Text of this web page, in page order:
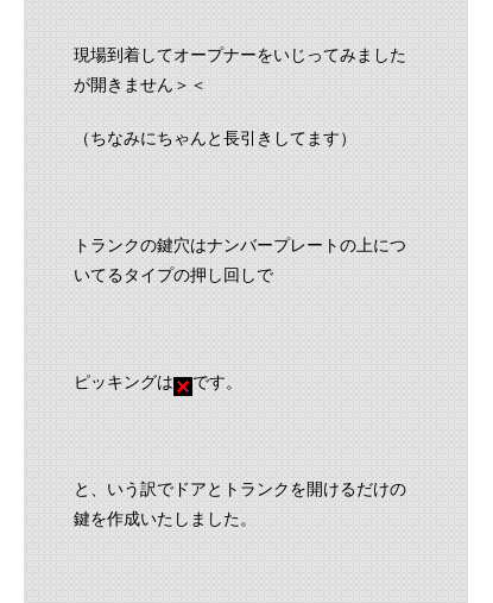
現場到着してオープナーをいじってみました
が開きません＞＜
（ちなみにちゃんと長引きしてます）
トランクの鍵穴はナンバープレートの上につ
いてるタイプの押し回しで
ピッキングは です。
と、いう訳でドアとトランクを開けるだけの
鍵を作成いたしました。